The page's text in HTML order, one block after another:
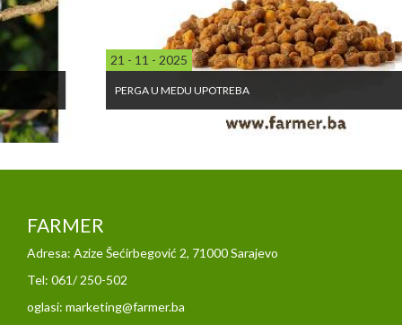
21 - 11 - 2025
PERGA U MEDU UPOTREBA
FARMER
Adresa: Azize Šećirbegović 2, 71000 Sarajevo
Tel: 061/ 250-502
oglasi: marketing@farmer.ba